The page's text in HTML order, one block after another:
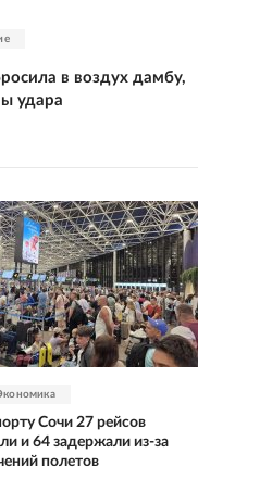
в воздух дамбу,
удара
Сочи 27 рейсов
и 64 задержали из-за
полетов